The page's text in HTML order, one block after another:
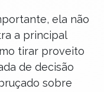
ela não
a principal
tirar proveito
de decisão
sobre